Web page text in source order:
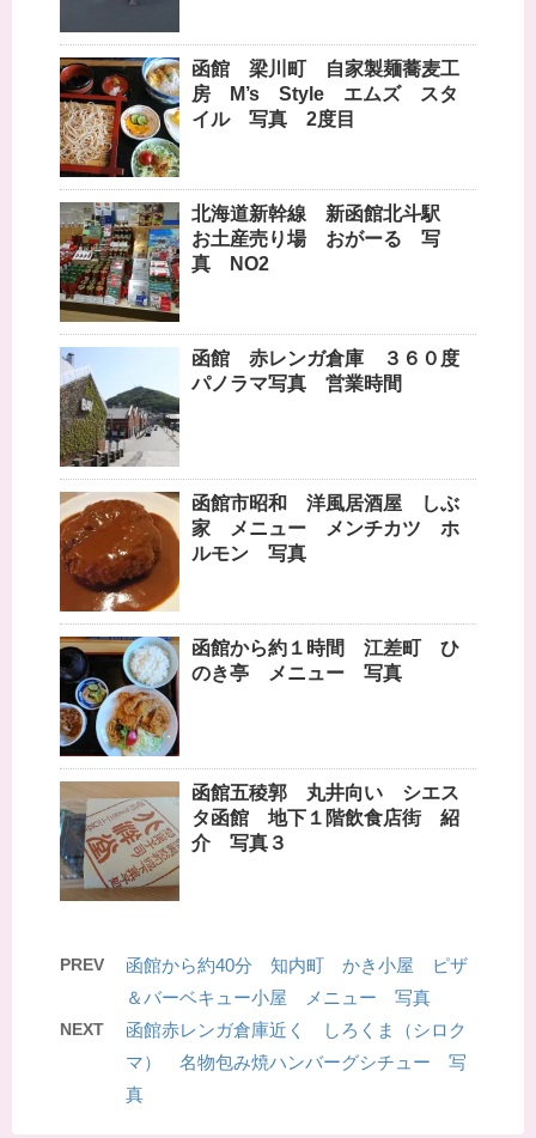
函館 梁川町 自家製麺蕎麦工
房 M’s Style エムズ スタ
イル 写真 2度目
北海道新幹線 新函館北斗駅
お土産売り場 おがーる 写
真 NO2
函館 赤レンガ倉庫 ３６０度
パノラマ写真 営業時間
函館市昭和 洋風居酒屋 しぶ
家 メニュー メンチカツ ホ
ルモン 写真
函館から約１時間 江差町 ひ
のき亭 メニュー 写真
函館五稜郭 丸井向い シエス
タ函館 地下１階飲食店街 紹
介 写真３
PREV
函館から約40分 知内町 かき小屋 ピザ
＆バーベキュー小屋 メニュー 写真
NEXT
函館赤レンガ倉庫近く しろくま（シロク
マ） 名物包み焼ハンバーグシチュー 写
真